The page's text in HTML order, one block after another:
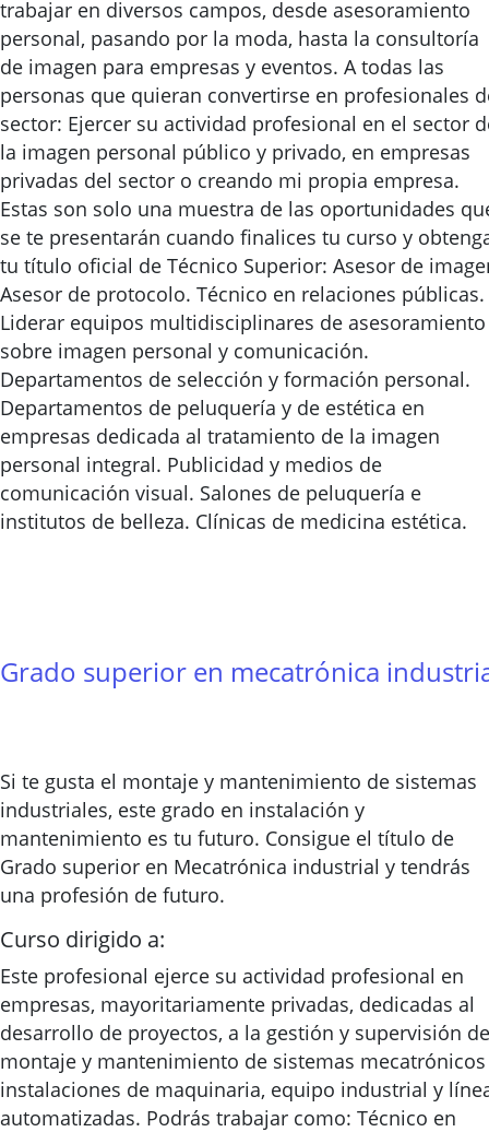
trabajar en diversos campos, desde asesoramiento
personal, pasando por la moda, hasta la consultoría
de imagen para empresas y eventos. A todas las
personas que quieran convertirse en profesionales
sector: Ejercer su actividad profesional en el sector
la imagen personal público y privado, en empresas
privadas del sector o creando mi propia empresa.
Estas son solo una muestra de las oportunidades
se te presentarán cuando finalices tu curso y
tu título oficial de Técnico Superior: Asesor de
Asesor de protocolo. Técnico en relaciones públicas.
Liderar equipos multidisciplinares de asesoramiento
sobre imagen personal y comunicación.
Departamentos de selección y formación personal.
Departamentos de peluquería y de estética en
empresas dedicada al tratamiento de la imagen
personal integral. Publicidad y medios de
comunicación visual. Salones de peluquería e
institutos de belleza. Clínicas de medicina estética.
Grado superior en mecatrónica
Si te gusta el montaje y mantenimiento de sistemas
industriales, este grado en instalación y
mantenimiento es tu futuro. Consigue el título de
Grado superior en Mecatrónica industrial y tendrás
una profesión de futuro.
Curso dirigido a:
Este profesional ejerce su actividad profesional en
empresas, mayoritariamente privadas, dedicadas al
desarrollo de proyectos, a la gestión y supervisión
montaje y mantenimiento de sistemas
instalaciones de maquinaria, equipo industrial y
automatizadas. Podrás trabajar como: Técnico en